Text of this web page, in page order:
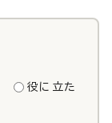
役に立た